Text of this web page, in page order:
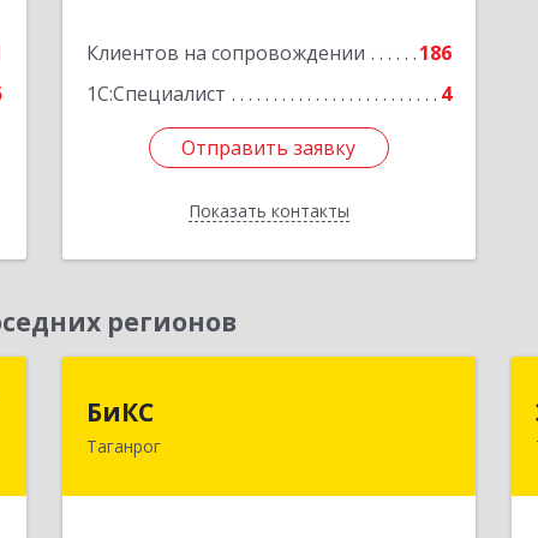
Клиентов на сопровождении
186
1С:Специалист
4
Отправить заявку
Показать контакты
Подробнее
Отправить заявку
Назад
регионов
БиКС
Таганрог
347900, Ростовская обл, Таганрог г,